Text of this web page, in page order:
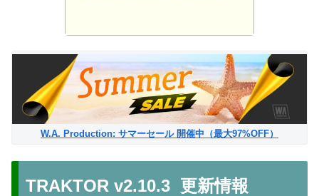
W.A. Production: サマーセール 開催中（最大97%OFF）
TRAKTOR v2.10.3 更新情報